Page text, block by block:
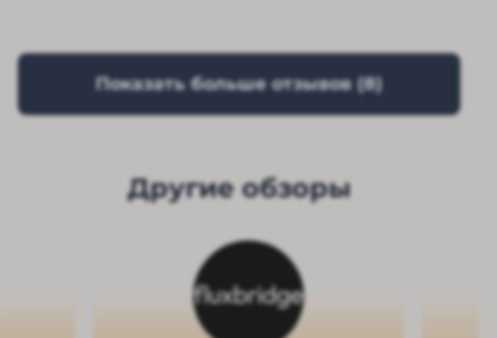
Показать больше отзывов (8)
Другие обзоры